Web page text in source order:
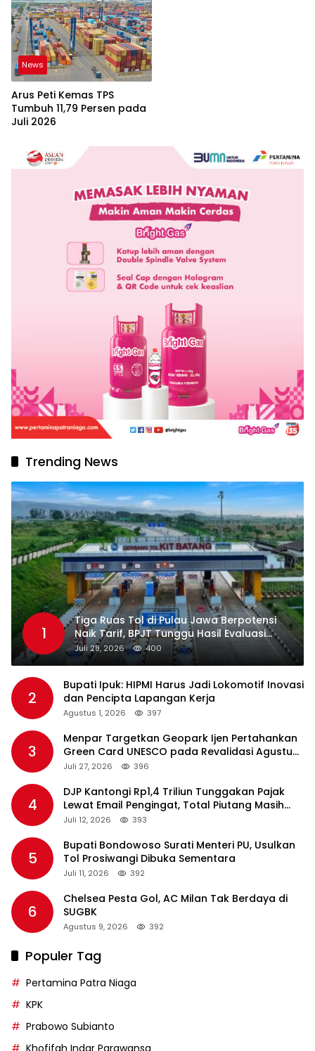
News
Arus Peti Kemas TPS
Tumbuh 11,79 Persen pada
Juli 2026
Trending News
1
Tiga Ruas Tol di Pulau Jawa Berpotensi
Naik Tarif, BPJT Tunggu Hasil Evaluasi
Standar Pelayanan
Juli 28, 2026 400
2
Bupati Ipuk: HIPMI Harus Jadi Lokomotif Inovasi
dan Pencipta Lapangan Kerja
Agustus 1, 2026 397
3
Menpar Targetkan Geopark Ijen Pertahankan
Green Card UNESCO pada Revalidasi Agustus
2026
Juli 27, 2026 396
4
DJP Kantongi Rp1,4 Triliun Tunggakan Pajak
Lewat Email Pengingat, Total Piutang Masih
Rp36 Triliun
Juli 12, 2026 393
5
Bupati Bondowoso Surati Menteri PU, Usulkan
Tol Prosiwangi Dibuka Sementara
Juli 11, 2026 392
6
Chelsea Pesta Gol, AC Milan Tak Berdaya di
SUGBK
Agustus 9, 2026 392
Populer Tag
Pertamina Patra Niaga
KPK
Prabowo Subianto
Khofifah Indar Parawansa